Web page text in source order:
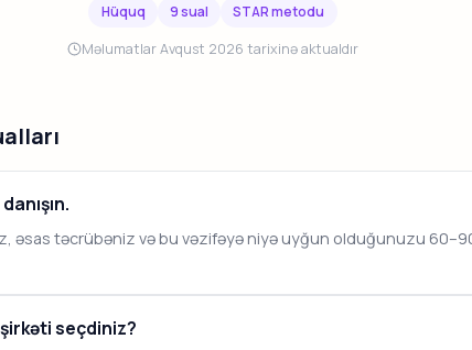
Hüquq 9 sual STAR metodu
Məlumatlar Avqust 2026 tarixinə aktualdır
əsas təcrübəniz və bu vəzifəyə niyə uyğun olduğunuzu 60–90
seçdiniz?